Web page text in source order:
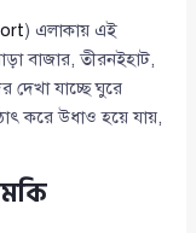
) এলাকায় এই
বাজার, তীরনইহাট,
দেখা যাচ্ছে ঘুরে
করে উধাও হয়ে যায়,